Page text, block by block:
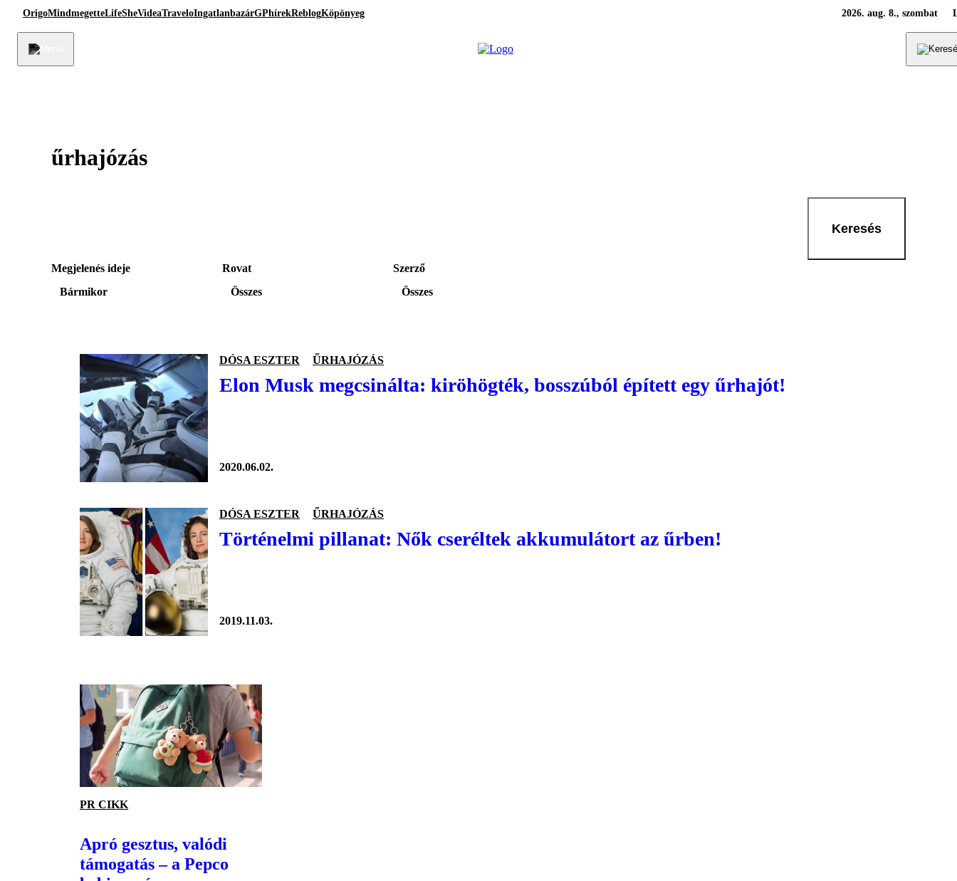
OrigoMindmegetteLifeSheVideaTraveloIngatlanbazárGPhírekReblogKöpönyeg 2026. aug. 8., szombat
űrhajózás
Keresés
Megjelenés ideje
Bármikor
Rovat
Összes
Szerző
Összes
DÓSA ESZTER ŰRHAJÓZÁS
Elon Musk megcsinálta: kiröhögték, bosszúból épített egy űrhajót!
2020.06.02.
DÓSA ESZTER ŰRHAJÓZÁS
Történelmi pillanat: Nők cseréltek akkumulátort az űrben!
2019.11.03.
PR CIKK
Apró gesztus, valódi
támogatás – a Pepco